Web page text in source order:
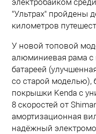
электробайком
"Ультрах" пройдены
километров
У новой топовой
алюминиевая рама с
батареей
со старой моделью),
покрышки Kenda с
8 скоростей от
амортизационная
надёжный